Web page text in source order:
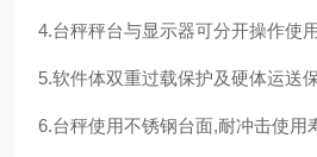
4.台秤秤台与显示器可分开操作使用
5.软件体双重过载保护及硬体运送
6.台秤使用不锈钢台面,耐冲击使用